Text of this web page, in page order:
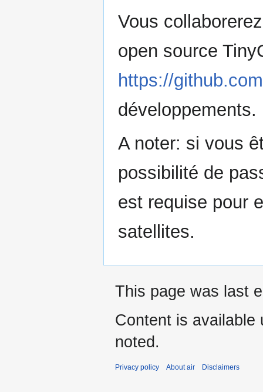
Vous
open source
https://
développements.
A noter: si vous
possibilité de
est requise pour
satellites.
This page was last
Content is available
noted.
Privacy policy About air Disclaimers